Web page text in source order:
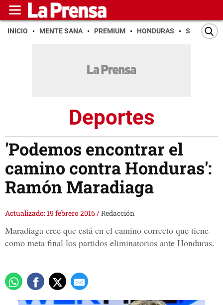
INICIO MENTE SANA PREMIUM HONDURAS SAN PEDRO
Deportes
'Podemos encontrar el
camino contra Honduras':
Ramón Maradiaga
Actualizado: 19 febrero 2016/Redacción
Maradiaga cree que está en el camino correcto que tiene
como meta final los partidos eliminatorios ante Honduras.